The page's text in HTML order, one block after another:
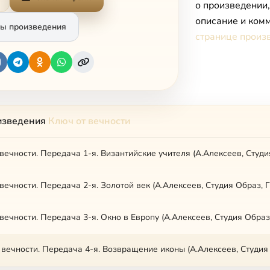
произведения
о
описание и
странице
Ключ от вечности
Передача 2-я. Золотой век (А.Алексеев, Студия Образ,